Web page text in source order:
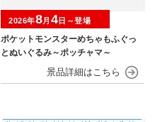
ポケットモンスターめちゃもふぐっ
とぬいぐるみ～ポッチャマ～
2026年8月 4日～登場